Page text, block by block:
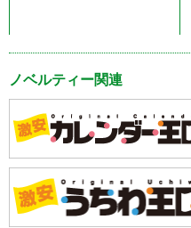
ノベルティー関連